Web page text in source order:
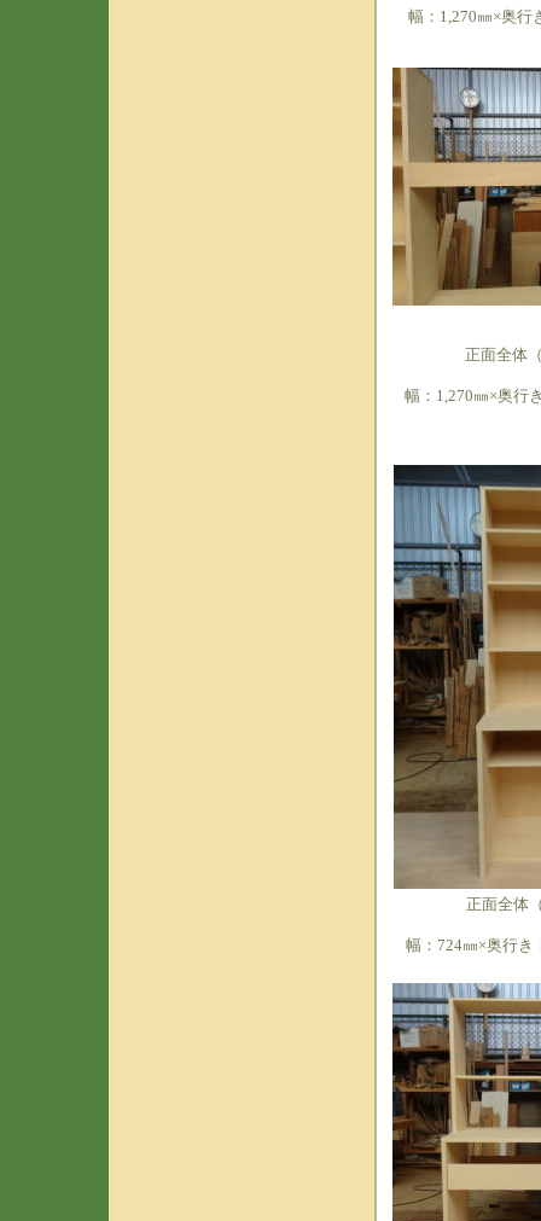
幅：1,270㎜×奥行
正面全体
幅：1,270㎜×奥行
正面全体
幅：724㎜×奥行き